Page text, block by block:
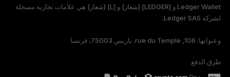
TÜRKÇE
DEUTSCH
PORTUGUÊS
Ledger Wallet و [LEDGER] (شعار) و [L] (شعار) هي علامات تجارية مسجلة
لشركة Ledger SAS.
وعنوانها: 106, rue du Temple. باريس 75003، فرنسا
طرق الدفع